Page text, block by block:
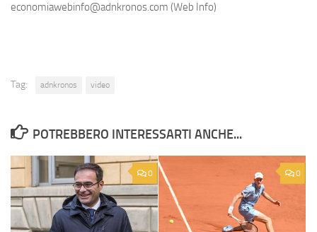
economiawebinfo@adnkronos.com (Web Info)
Tag: adnkronos video
POTREBBERO INTERESSARTI ANCHE...
0 0